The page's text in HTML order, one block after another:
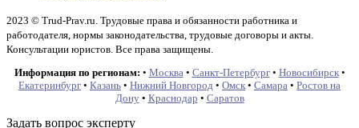
2023 © Trud-Prav.ru. Трудовые права и обязанности работника и
работодателя, нормы законодательства, трудовые договоры и акты.
Консультации юристов. Все права защищены.
Информация по регионам: • Москва• Санкт-Петербург• Новосибирск•
Екатеринбург • Казань • Нижний Новгород • Омск • Самара • Ростов на
Дону• Краснодар • Саратов
Задать вопрос эксперту